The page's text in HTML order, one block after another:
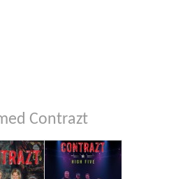
Contrazt